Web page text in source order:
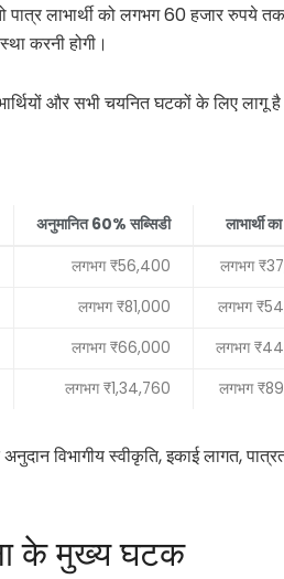
लाभार्थी को लगभग 60 हजार रुपये
करनी होगी।
और सभी चयनित घटकों के लिए लागू
अनुमानित 60% सब्सिडी
लाभार्थी
लगभग ₹56,400
लगभग
लगभग ₹81,000
लगभग
लगभग ₹66,000
लगभग
लगभग ₹1,34,760 लगभग
विभागीय स्वीकृति, इकाई लागत,
के मुख्य घटक